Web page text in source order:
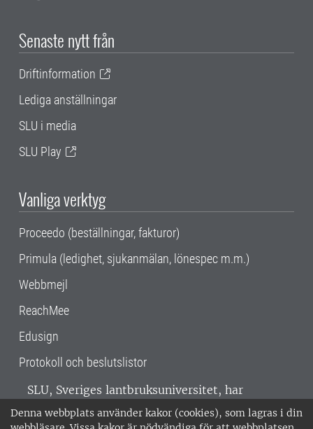
Denna webbplats använder kakor (cookies), som lagras i din
Senaste nytt från
Driftinformation
Lediga anställningar
SLU i media
SLU Play
Vanliga verktyg
Proceedo (beställningar, fakturor)
Primula (ledighet, sjukanmälan, lönespec m.m.)
Webbmejl
ReachMee
Edusign
Protokoll och beslutslistor
SLU, Sveriges lantbruksuniversitet, har
verksamhet över hela Sverige. Huvudorter är
Alnarp, Uppsala och Umeå.SLU är